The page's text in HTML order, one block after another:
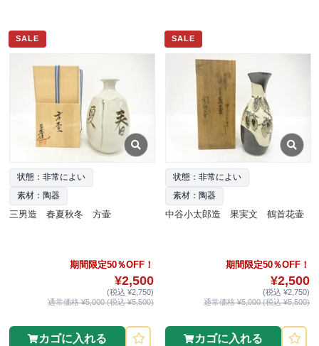
SALE
状態：非常によい
素材：陶器
三男造 春夏秋冬 方壷
期間限定50％OFF！
¥2,500
(税込 ¥2,750)
通常価格 ¥5,000 (税込 ¥5,500)
カゴに入れる
SALE
状態：非常によい
素材：陶器
中谷小太郎造 果実文 鶴首花壷
期間限定50％OFF！
¥2,500
(税込 ¥2,750)
通常価格 ¥5,000 (税込 ¥5,500)
カゴに入れる